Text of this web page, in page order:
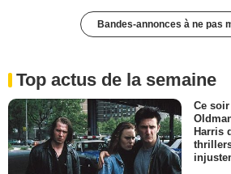
Bandes-annonces à ne pas
Top actus de la semaine
Ce
Harris